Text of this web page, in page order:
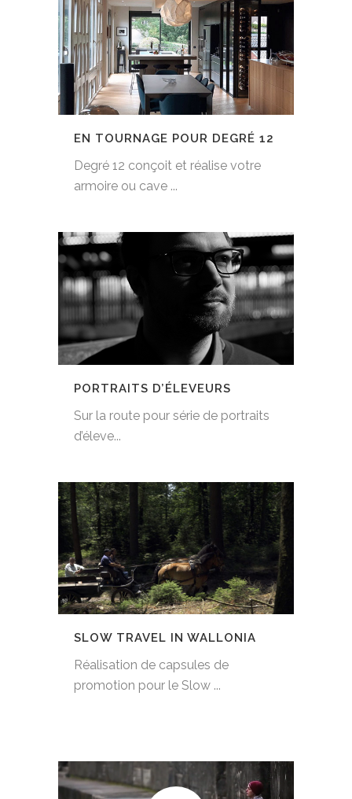
EN TOURNAGE POUR DEGRÉ 12
Degré 12 conçoit et réalise votre
armoire ou cave ...
PORTRAITS D’ÉLEVEURS
Sur la route pour série de portraits
d’éleve...
SLOW TRAVEL IN WALLONIA
Réalisation de capsules de
promotion pour le Slow ...